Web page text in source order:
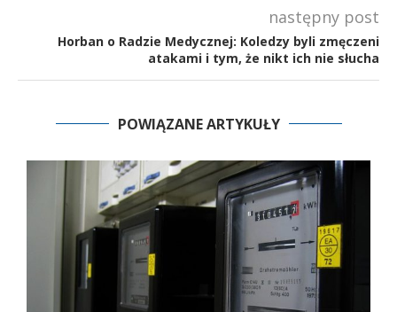
następny post
Horban o Radzie Medycznej: Koledzy byli zmęczeni
atakami i tym, że nikt ich nie słucha
POWIĄZANE ARTYKUŁY